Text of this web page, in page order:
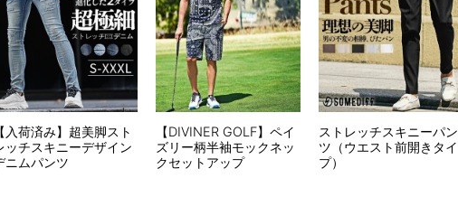
【入荷済み】超美脚スト
ッチスキニーデザイン
ニムパンツ
【DIVINER GOLF】ペイ
ズリー柄半袖モックネッ
クセットアップ
ストレッチスキニーパン
ツ（ウエスト前開きタイ
プ）